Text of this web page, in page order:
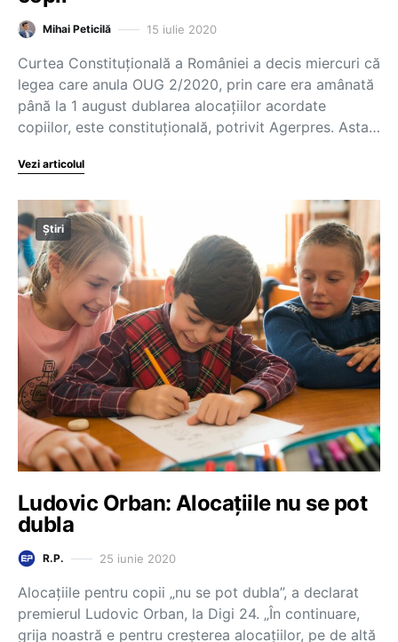
Mihai Peticilă 15 iulie 2020
Curtea Constituţională a României a decis miercuri că
legea care anula OUG 2/2020, prin care era amânată
până la 1 august dublarea alocaţiilor acordate
copiilor, este constituţională, potrivit Agerpres. Asta…
Vezi articolul
Știri
Ludovic Orban: Alocațiile nu se pot
dubla
R.P. 25 iunie 2020
Alocațiile pentru copii „nu se pot dubla”, a declarat
premierul Ludovic Orban, la Digi 24. „În continuare,
grija noastră e pentru creșterea alocațiilor, pe de altă